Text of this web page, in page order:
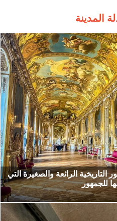
المدينة
الرائعة والصغيرة التي
للجمهور